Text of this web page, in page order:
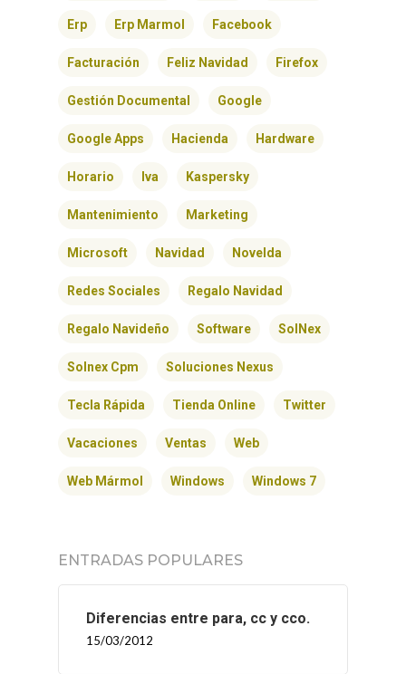
Erp Erp Marmol Facebook
Facturación Feliz Navidad Firefox
Gestión Documental Google
Google Apps Hacienda Hardware
Horario Iva Kaspersky
Mantenimiento Marketing
Microsoft Navidad Novelda
Redes Sociales Regalo Navidad
Regalo Navideño Software SolNex
Solnex Cpm Soluciones Nexus
Tecla Rápida Tienda Online Twitter
Vacaciones Ventas Web
Web Mármol Windows Windows 7
ENTRADAS POPULARES
Diferencias entre para, cc y cco.
15/03/2012